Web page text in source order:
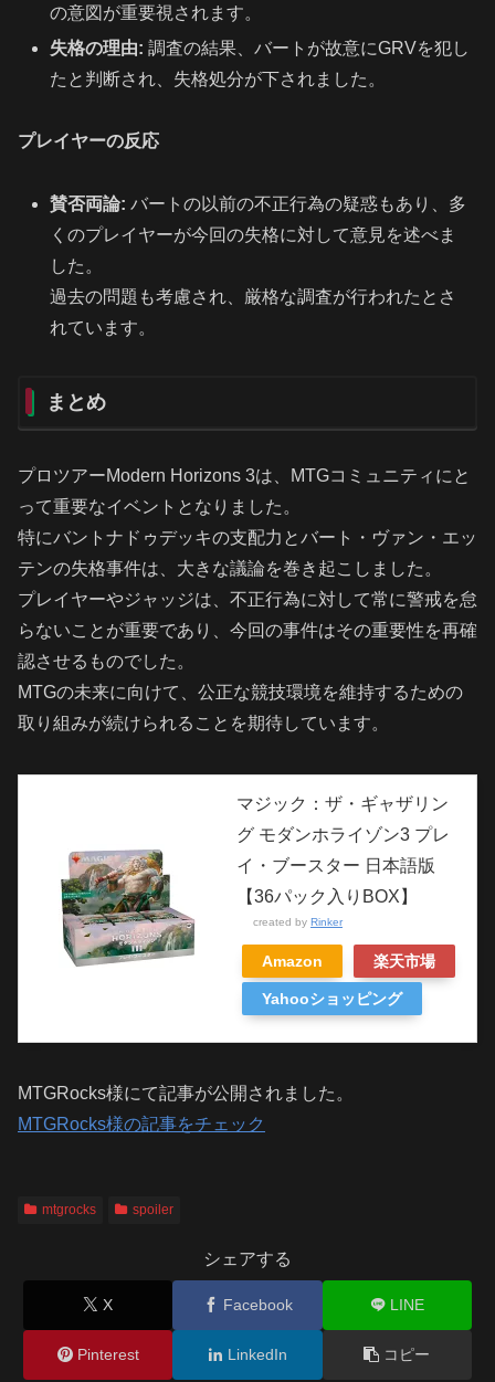
の意図が重要視されます。
失格の理由: 調査の結果、バートが故意にGRVを犯し
たと判断され、失格処分が下されました。
プレイヤーの反応
賛否両論: バートの以前の不正行為の疑惑もあり、多
くのプレイヤーが今回の失格に対して意見を述べま
した。
過去の問題も考慮され、厳格な調査が行われたとさ
れています。
まとめ
プロツアーModern Horizons 3は、MTGコミュニティにと
って重要なイベントとなりました。
特にバントナドゥデッキの支配力とバート・ヴァン・エッ
テンの失格事件は、大きな議論を巻き起こしました。
プレイヤーやジャッジは、不正行為に対して常に警戒を怠
らないことが重要であり、今回の事件はその重要性を再確
認させるものでした。
MTGの未来に向けて、公正な競技環境を維持するための
取り組みが続けられることを期待しています。
マジック：ザ・ギャザリン
グ モダンホライゾン3 プレ
イ・ブースター 日本語版
【36パック入りBOX】
created by Rinker
Amazon 楽天市場
Yahooショッピング
MTGRocks様にて記事が公開されました。
MTGRocks様の記事をチェック
mtgrocks spoiler
シェアする
X Facebook LINE
Pinterest LinkedIn コピー